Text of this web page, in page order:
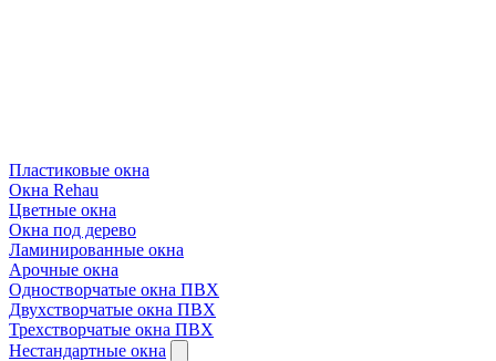
Пластиковые окна
Окна Rehau
Цветные окна
Окна под дерево
Ламинированные окна
Арочные окна
Одностворчатые окна ПВХ
Двухстворчатые окна ПВХ
Трехстворчатые окна ПВХ
Нестандартные окна